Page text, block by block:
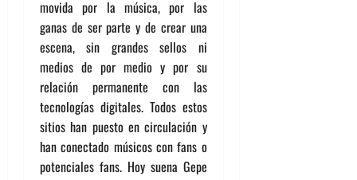
movida por la música, por las
ganas de ser parte y de crear una
escena, sin grandes sellos ni
medios de por medio y por su
relación permanente con las
tecnologías digitales. Todos estos
sitios han puesto en circulación y
han conectado músicos con fans o
potenciales fans. Hoy suena Gepe